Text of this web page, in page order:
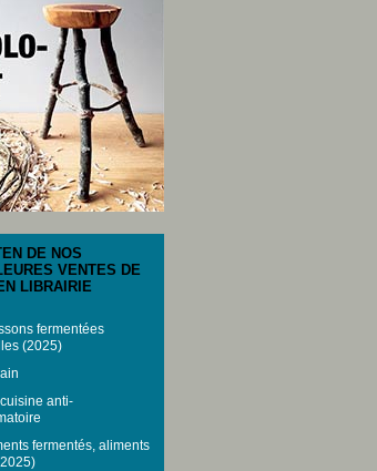
DE NOS
VENTES DE
LIBRAIRIE
fermentées
(2025)
anti-
fermentés, aliments